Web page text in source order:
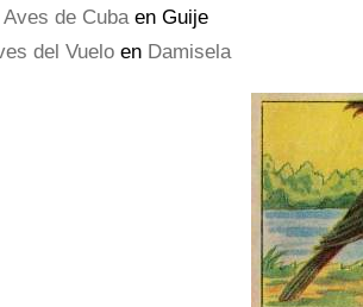
Aves de Cubaen Guije
del Vueloen Damisela